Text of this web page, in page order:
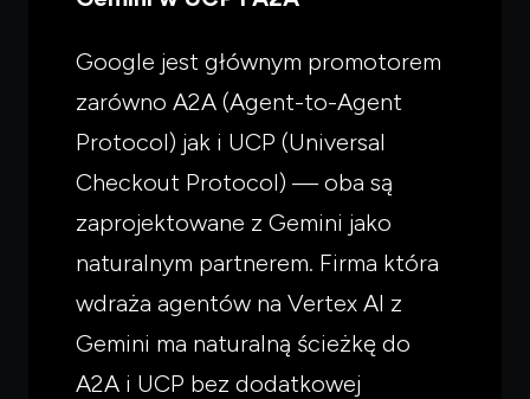
Google jest głównym promotorem
zarówno A2A (Agent-to-Agent
Protocol) jak i UCP (Universal
Checkout Protocol) — oba są
zaprojektowane z Gemini jako
naturalnym partnerem. Firma która
wdraża agentów na Vertex AI z
Gemini ma naturalną ścieżkę do
A2A i UCP bez dodatkowej